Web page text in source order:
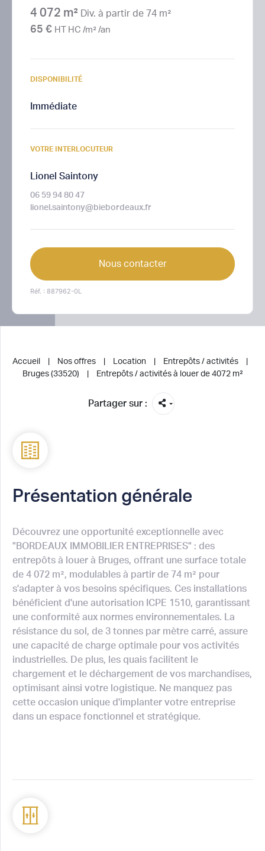
4 072 m² Div. à partir de 74 m²
65 € HT HC /m² /an
DISPONIBILITÉ
Immédiate
VOTRE INTERLOCUTEUR
Lionel Saintony
06 59 94 80 47
lionel.saintony@biebordeaux.fr
Nous contacter
Réf. : 887962-0L
Accueil Nos offres Location
Entrepôts / activités
Bruges (33520)
Entrepôts / activités à louer de 4072 m²
Partager sur :
Présentation générale
Découvrez une opportunité exceptionnelle avec
"BORDEAUX IMMOBILIER ENTREPRISES" : des
entrepôts à louer à Bruges, offrant une surface totale
de 4 072 m², modulables à partir de 74 m² pour
s'adapter à vos besoins spécifiques. Ces installations
bénéficient d'une autorisation ICPE 1510, garantissant
une conformité aux normes environnementales. La
résistance du sol, de 3 tonnes par mètre carré, assure
une capacité de charge optimale pour vos activités
industrielles. De plus, les quais facilitent le
chargement et le déchargement de vos marchandises,
optimisant ainsi votre logistique. Ne manquez pas
cette occasion unique d'implanter votre entreprise
dans un espace fonctionnel et stratégique.